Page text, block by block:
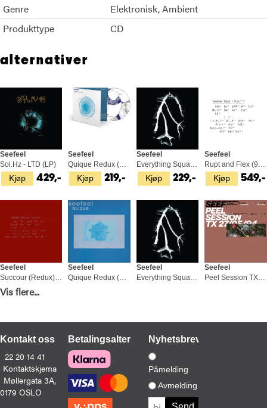
Genre
Elektronisk Ambient
Produkttype
CD
alternativer
Kjøp
Seefeel
Sol.Hz - LTD (LP)
429,- Kjøp
Seefeel
Quique Redux (Remastered) (2CD)
219,- Kjøp
Seefeel
Everything Squared (CD)
229,- Kjøp
Seefeel
Rupt and Flex (94-96) (4CD)
549,-
Kjøp
Seefeel
779,-
Seefeel
Seefeel
Seefeel
Seefeel
St / Fr / Sp (2LP)
Kjøp
Seefeel
(Ch-Vox) Redux (2LP)
549,- Kjøp
Seefeel
Pure, Impure (2LP)
429,-
Vis flere...
Kontakt oss
22 20 14 41
Kontaktskjema
Møllergata 3A,
0179 OSLO
BetalingsalternativerNyhetsbrev
Påmelding
Avmelding